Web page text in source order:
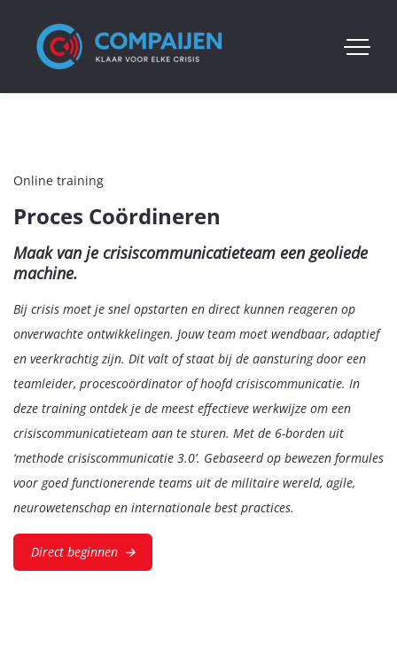
Online training
Proces Coördineren
Maak van je crisiscommunicatieteam een geoliede
machine.
Bij crisis moet je snel opstarten en direct kunnen reageren op
onverwachte ontwikkelingen. Jouw team moet wendbaar, adaptief
en veerkrachtig zijn. Dit valt of staat bij de aansturing door een
teamleider, procescoördinator of hoofd crisiscommunicatie. In
deze training ontdek je de meest effectieve werkwijze om een
crisiscommunicatieteam aan te sturen. Met de 6-borden uit
‘methode crisiscommunicatie 3.0’. Gebaseerd op bewezen formules
voor goed functionerende teams uit de militaire wereld, agile,
neurowetenschap en internationale best practices.
Direct beginnen